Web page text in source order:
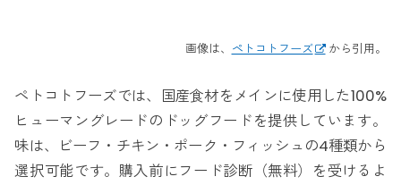
画像は、 ペトコトフーズ から引用。
ペトコトフーズでは、国産食材をメインに使用した100%
ヒューマングレードのドッグフードを提供しています。
味は、ビーフ・チキン・ポーク・フィッシュの4種類から
選択可能です。購入前にフード診断（無料）を受けるよ